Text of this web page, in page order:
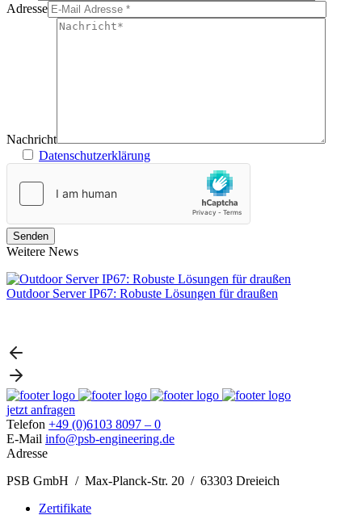
Adresse
Nachricht
Datenschutzerklärung
Weitere News
Outdoor Server IP67: Robuste Lösungen für draußen
jetzt anfragen
Telefon +49 (0)6103 8097 – 0
E-Mail info@psb-engineering.de
Adresse
PSB GmbH / Max-Planck-Str. 20 / 63303 Dreieich
Zertifikate